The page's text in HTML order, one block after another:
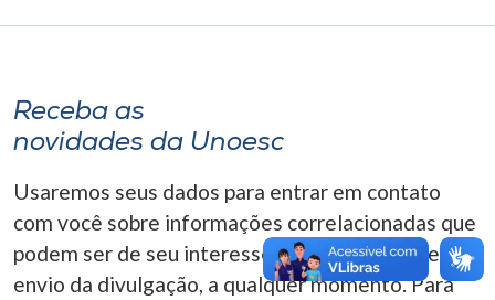
A+
Receba as
novidades da Unoesc
Usaremos seus dados para entrar em contato
com você sobre informações correlacionadas que
podem ser de seu interesse. Você pode cancelar o
envio da divulgação, a qualquer momento. Para